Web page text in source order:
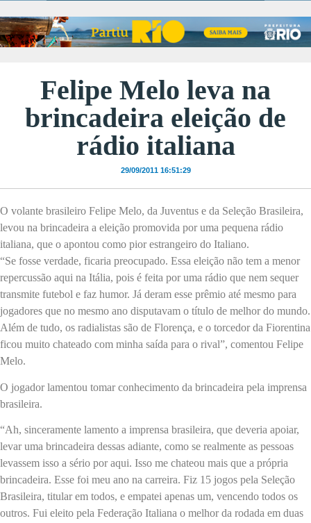
Felipe Melo leva na
brincadeira eleição de
rádio italiana
29/09/2011 16:51:29
O volante brasileiro Felipe Melo, da Juventus e da Seleção Brasileira,
levou na brincadeira a eleição promovida por uma pequena rádio
italiana, que o apontou como pior estrangeiro do Italiano.
“Se fosse verdade, ficaria preocupado. Essa eleição não tem a menor
repercussão aqui na Itália, pois é feita por uma rádio que nem sequer
transmite futebol e faz humor. Já deram esse prêmio até mesmo para
jogadores que no mesmo ano disputavam o título de melhor do mundo.
Além de tudo, os radialistas são de Florença, e o torcedor da Fiorentina
ficou muito chateado com minha saída para o rival”, comentou Felipe
Melo.
O jogador lamentou tomar conhecimento da brincadeira pela imprensa
brasileira.
“Ah, sinceramente lamento a imprensa brasileira, que deveria apoiar,
levar uma brincadeira dessas adiante, como se realmente as pessoas
levassem isso a sério por aqui. Isso me chateou mais que a própria
brincadeira. Esse foi meu ano na carreira. Fiz 15 jogos pela Seleção
Brasileira, titular em todos, e empatei apenas um, vencendo todos os
outros. Fui eleito pela Federação Italiana o melhor da rodada em duas